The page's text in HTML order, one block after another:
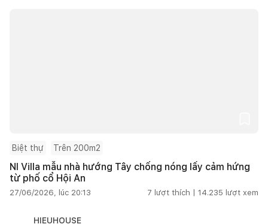
Biệt thự Trên 200m2
NI Villa mẫu nhà hướng Tây chống nóng lấy cảm hứng
từ phố cổ Hội An
27/06/2026, lúc 20:13 7 lượt thích | 14.235 lượt xem
HIEUHOUSE